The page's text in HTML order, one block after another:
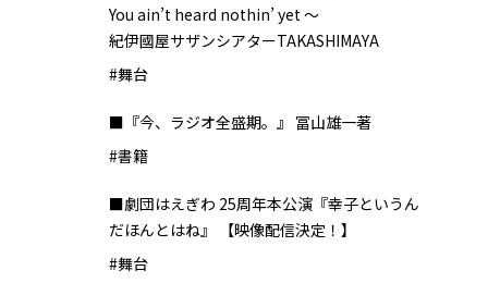
You ain’t heard nothin’ yet ～
紀伊國屋サザンシアターTAKASHIMAYA
#舞台
■『今、ラジオ全盛期。』 冨山雄一著
#書籍
■劇団はえぎわ 25周年本公演『幸子というん
だほんとはね』 【映像配信決定！】
#舞台